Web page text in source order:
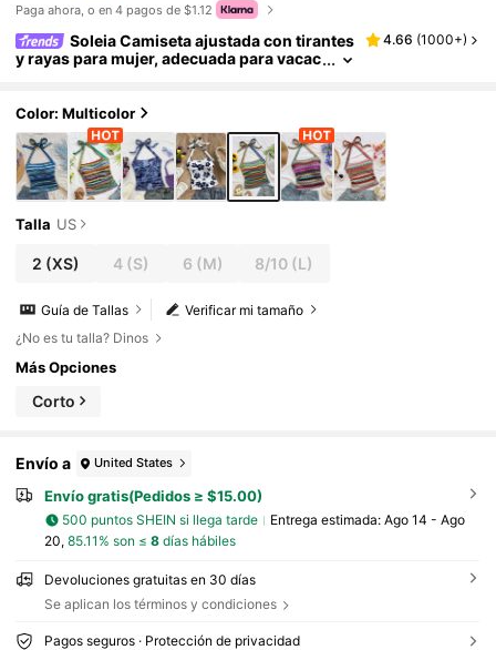
Paga ahora, o en 4 pagos de $1.12
Soleia Camiseta ajustada con tirantes
y rayas para mujer, adecuada para vacac
4.66 (1000+)
Color: Multicolor
Talla US
2 (XS) 4(S) 6 (M) 8/10 (L)
Verificar mi tamaño
Guía de Tallas
¿No es tu talla? Dinos
Más Opciones
Corto
Envío a United States
Envío gratis(Pedidos ≥ $15.00)
500 puntos SHEIN si llega tarde Entrega estimada: Ago 14 - Ago
20, 85.11% son ≤ 8días hábiles
Devoluciones gratuitas en 30 días
Se aplican los términos y condiciones
Pagos seguros · Protección de privacidad